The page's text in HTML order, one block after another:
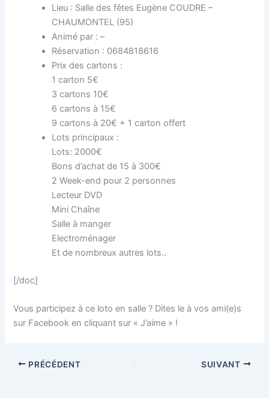
Lieu : Salle des fêtes Eugène COUDRE –
CHAUMONTEL (95)
Animé par : –
Réservation : 0684818616
Prix des cartons :
1 carton 5€
3 cartons 10€
6 cartons à 15€
9 cartons à 20€ + 1 carton offert
Lots principaux :
Lots: 2000€
Bons d’achat de 15 à 300€
2 Week-end pour 2 personnes
Lecteur DVD
Mini Chaîne
Salle à manger
Electroménager
Et de nombreux autres lots..
[/doc]
Vous participez à ce loto en salle ? Dites le à vos ami(e)s
sur Facebook en cliquant sur « J’aime » !
PRÉCÉDENT SUIVANT